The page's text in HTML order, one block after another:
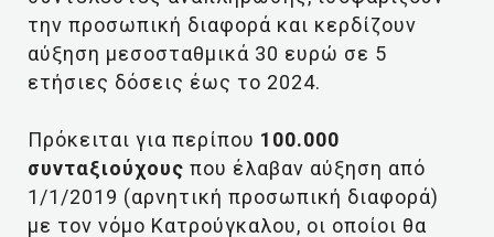
την προσωπική διαφορά και κερδίζουν
αύξηση μεσοσταθμικά 30 ευρώ σε 5
ετήσιες δόσεις έως το 2024.
Πρόκειται για περίπου 100.000
συνταξιούχους που έλαβαν αύξηση από
1/1/2019 (αρνητική προσωπική διαφορά)
με τον νόμο Κατρούγκαλου, οι οποίοι θα